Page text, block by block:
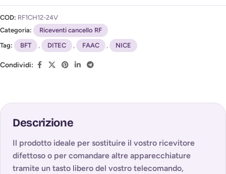
COD: RF1CH12-24V
Categoria:
Riceventi cancello RF
Tag:
BFT , DITEC , FAAC , NICE
Condividi:
Descrizione
Il prodotto ideale per sostituire il vostro ricevitore
difettoso o per comandare altre apparecchiature
tramite un tasto libero del vostro telecomando,